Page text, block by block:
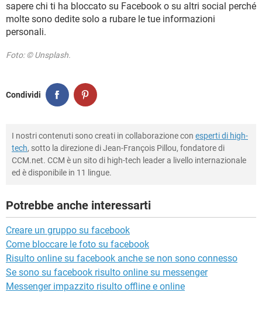
sapere chi ti ha bloccato su Facebook o su altri social perché
molte sono dedite solo a rubare le tue informazioni
personali.
Foto: © Unsplash.
Condividi
I nostri contenuti sono creati in collaborazione con esperti di high-
tech, sotto la direzione di Jean-François Pillou, fondatore di
CCM.net. CCM è un sito di high-tech leader a livello internazionale
ed è disponibile in 11 lingue.
Potrebbe anche interessarti
Creare un gruppo su facebook
Come bloccare le foto su facebook
Risulto online su facebook anche se non sono connesso
Se sono su facebook risulto online su messenger
Messenger impazzito risulto offline e online